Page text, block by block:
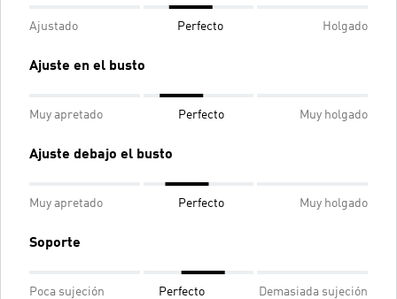
Ajustado Perfecto Holgado
Ajuste en el busto
Muy apretado Perfecto Muy holgado
Ajuste debajo el busto
Muy apretado Perfecto Muy holgado
Soporte
Poca sujeción Perfecto Demasiada sujeción